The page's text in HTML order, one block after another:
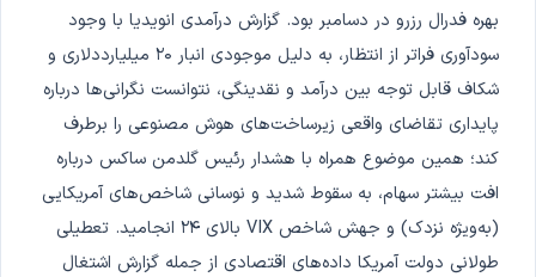
بهره فدرال رزرو در دسامبر بود. گزارش درآمدی انویدیا با وجود
سودآوری فراتر از انتظار، به دلیل موجودی انبار ۲۰ میلیارددلاری و
شکاف قابل توجه بین درآمد و نقدینگی، نتوانست نگرانی‌ها درباره
پایداری تقاضای واقعی زیرساخت‌های هوش مصنوعی را برطرف
کند؛ همین موضوع همراه با هشدار رئیس گلدمن ساکس درباره
افت بیشتر سهام، به سقوط شدید و نوسانی شاخص‌های آمریکایی
(به‌ویژه نزدک) و جهش شاخص VIX بالای ۲۴ انجامید. تعطیلی
طولانی دولت آمریکا داده‌های اقتصادی از جمله گزارش اشتغال